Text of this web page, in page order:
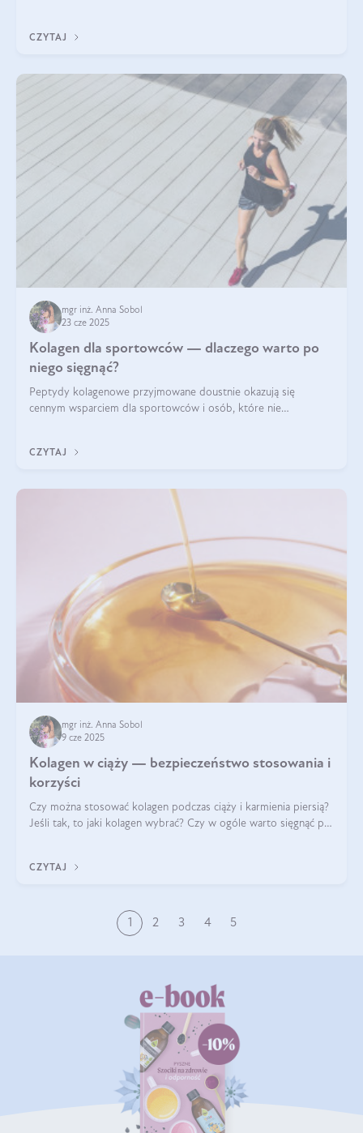
CZYTAJ
mgr inż. Anna Sobol
23 cze 2025
Kolagen dla sportowców — dlaczego warto po
niego sięgnąć?
Peptydy kolagenowe przyjmowane doustnie okazują się
cennym wsparciem dla sportowców i osób, które nie
CZYTAJ
mgr inż. Anna Sobol
9 cze 2025
Kolagen w ciąży — bezpieczeństwo stosowania i
korzyści
Czy można stosować kolagen podczas ciąży i karmienia piersią?
Jeśli tak, to jaki kolagen wybrać? Czy w ogóle warto sięgnąć po
CZYTAJ
1 2 3 4 5